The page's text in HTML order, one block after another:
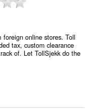
online stores. Toll
tax, custom clearance
of. Let TollSjekk do the